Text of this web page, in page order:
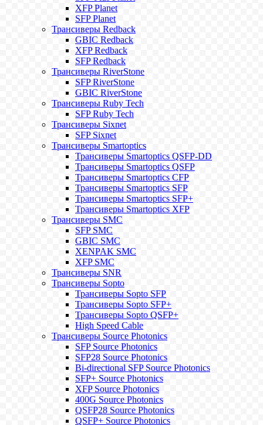
XFP Planet
SFP Planet
Трансиверы Redback
GBIC Redback
XFP Redback
SFP Redback
Трансиверы RiverStone
SFP RiverStone
GBIC RiverStone
Трансиверы Ruby Tech
SFP Ruby Tech
Трансиверы Sixnet
SFP Sixnet
Трансиверы Smartoptics
Трансиверы Smartoptics QSFP-DD
Трансиверы Smartoptics QSFP
Трансиверы Smartoptics CFP
Трансиверы Smartoptics SFP
Трансиверы Smartoptics SFP+
Трансиверы Smartoptics XFP
Трансиверы SMC
SFP SMC
GBIC SMC
XENPAK SMC
XFP SMC
Трансиверы SNR
Трансиверы Sopto
Трансиверы Sopto SFP
Трансиверы Sopto SFP+
Трансиверы Sopto QSFP+
High Speed Cable
Трансиверы Source Photonics
SFP Source Photonics
SFP28 Source Photonics
Bi-directional SFP Source Photonics
SFP+ Source Photonics
XFP Source Photonics
400G Source Photonics
QSFP28 Source Photonics
QSFP+ Source Photonics